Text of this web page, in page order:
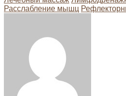
Расслабление мышц